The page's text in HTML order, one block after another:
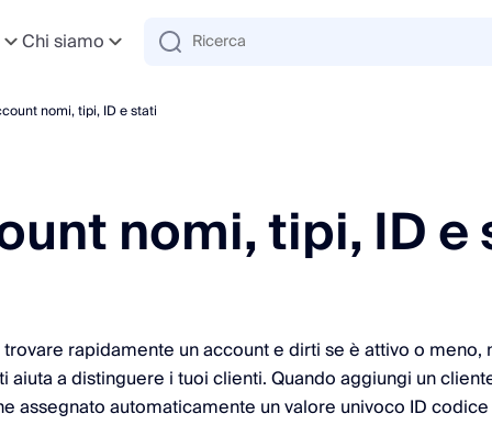
Chi siamo
nomi, tipi, ID e stati
nomi, tipi, ID
trovare rapidamente un account e dirti se è attivo o meno,
aiuta a distinguere i tuoi clienti. Quando aggiungi un
assegnato automaticamente un valore univoco ID